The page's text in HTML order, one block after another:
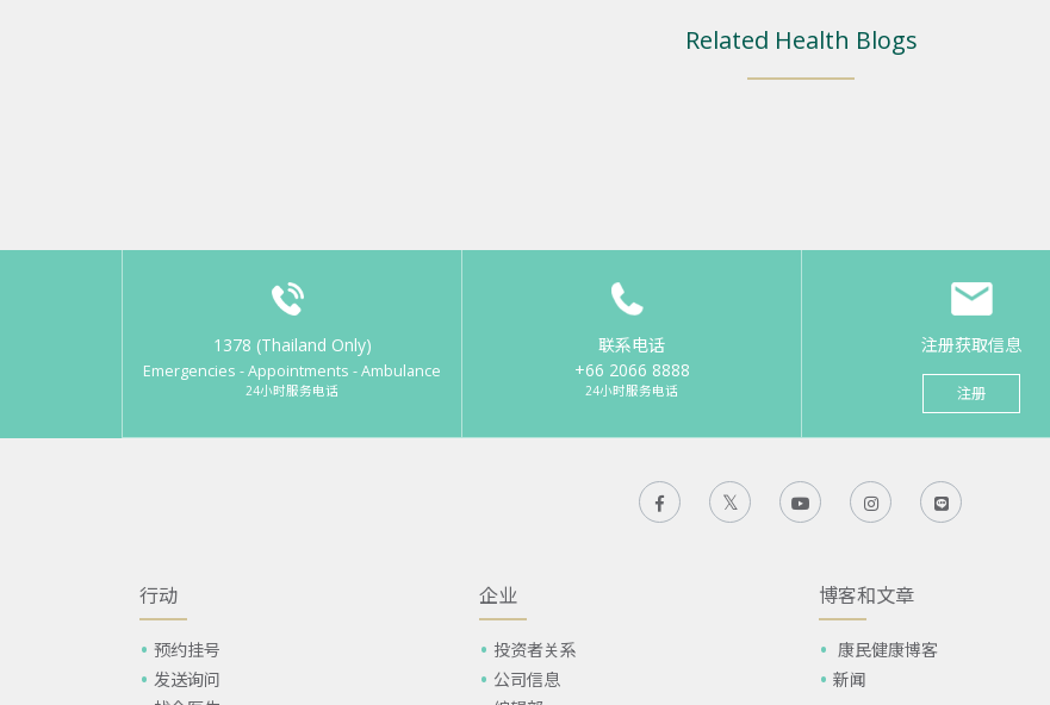
Related Health Blogs
1378 (Thailand Only)
Emergencies - Appointments - Ambulance
24小时服务电话
联系电话
+66 2066 8888
24小时服务电话
注册获取信息
注册
行动
预约挂号
发送询问
企业
投资者关系
公司信息
博客和文章
康民健康博客
新闻